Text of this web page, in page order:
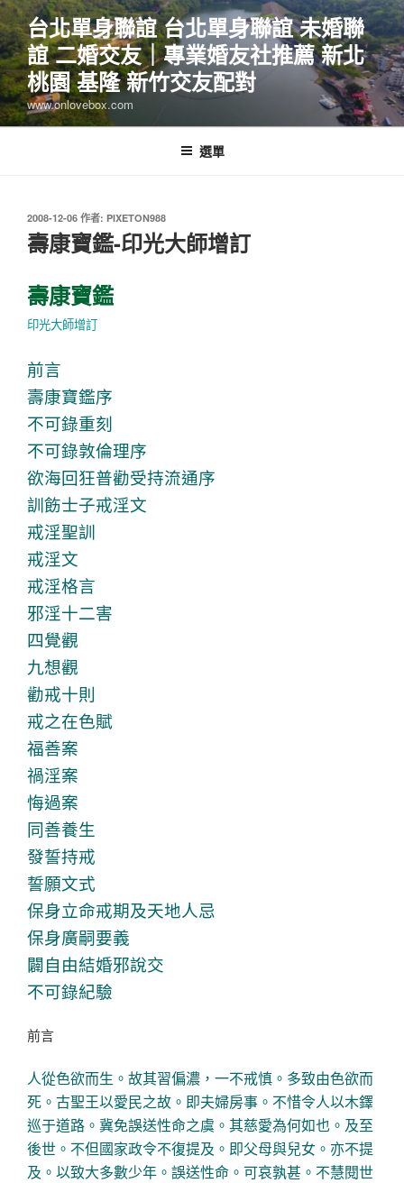
跳
至
主
要
內
容
台北單身聯誼 台北單身聯誼 未婚聯
誼 二婚交友｜專業婚友社推薦 新北
桃園 基隆 新竹交友配對
www.onlovebox.com
選單
發
佈
於
2008-12-06 作者: PIXETON988
壽康寶鑑-印光大師增訂
壽康寶鑑
印光大師增訂
前言
壽康寶鑑序
不可錄重刻
不可錄敦倫理序
欲海回狂普勸受持流通序
訓飭士子戒淫文
戒淫聖訓
戒淫文
戒淫格言
邪淫十二害
四覺觀
九想觀
勸戒十則
戒之在色賦
福善案
禍淫案
悔過案
同善養生
發誓持戒
誓願文式
保身立命戒期及天地人忌
保身廣嗣要義
闢自由結婚邪說交
不可錄紀驗
前言
人從色欲而生。故其習偏濃，一不戒慎。多致由色欲而
死。古聖王以愛民之故。即夫婦房事。不惜令人以木鐸
巡于道路。冀免誤送性命之虞。其慈愛為何如也。及至
後世。不但國家政令不復提及。即父母與兒女。亦不提
及。以致大多數少年。誤送性命。可哀孰甚。不慧閱世